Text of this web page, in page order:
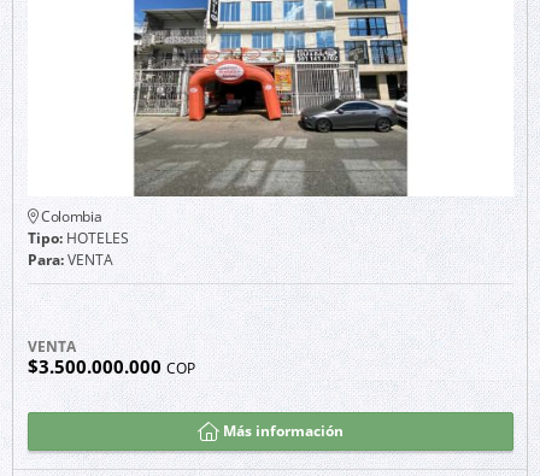
Colombia
Tipo:HOTELES
Para:VENTA
VENTA
$3.500.000.000COP
Más información